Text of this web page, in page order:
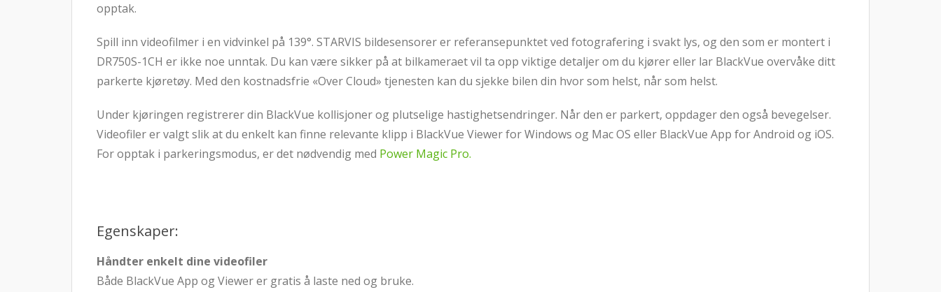
opptak.
Spill inn videofilmer i en vidvinkel på 139°. STARVIS bildesensorer er referansepunktet ved fotografering i svakt lys, og den som er montert i
DR750S-1CH er ikke noe unntak. Du kan være sikker på at bilkameraet vil ta opp viktige detaljer om du kjører eller lar BlackVue overvåke ditt
parkerte kjøretøy. Med den kostnadsfrie «Over Cloud» tjenesten kan du sjekke bilen din hvor som helst, når som helst.
Under kjøringen registrerer din BlackVue kollisjoner og plutselige hastighetsendringer. Når den er parkert, oppdager den også bevegelser.
Videofiler er valgt slik at du enkelt kan finne relevante klipp i BlackVue Viewer for Windows og Mac OS eller BlackVue App for Android og iOS.
For opptak i parkeringsmodus, er det nødvendig med Power Magic Pro.
Egenskaper:
Håndter enkelt dine videofiler
Både BlackVue App og Viewer er gratis å laste ned og bruke.